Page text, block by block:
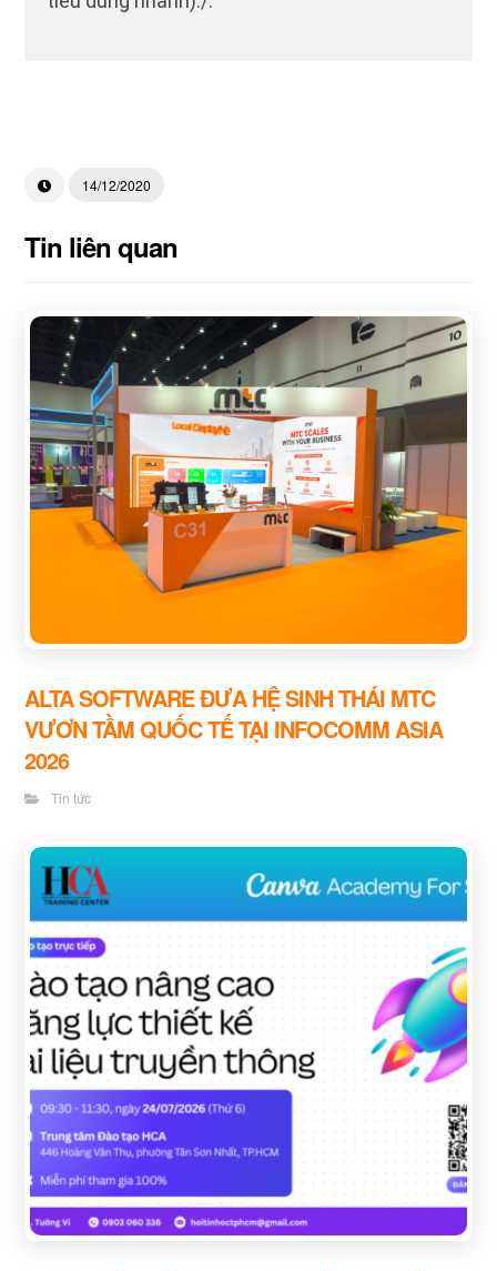
14/12/2020
Tin liên quan
ALTA SOFTWARE ĐƯA HỆ SINH THÁI MTC
VƯƠN TẦM QUỐC TẾ TẠI INFOCOMM ASIA
2026
Tin tức